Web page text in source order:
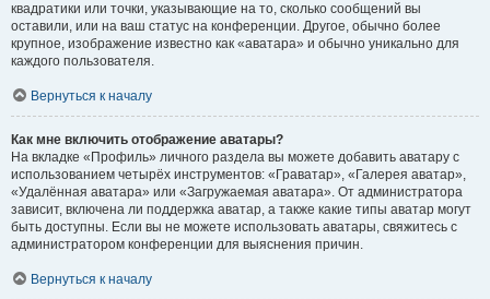
квадратики или точки, указывающие на то, сколько сообщений вы
оставили, или на ваш статус на конференции. Другое, обычно более
крупное, изображение известно как «аватара» и обычно уникально для
каждого пользователя.
Вернуться к началу
Как мне включить отображение аватары?
На вкладке «Профиль» личного раздела вы можете добавить аватару с
использованием четырёх инструментов: «Граватар», «Галерея аватар»,
«Удалённая аватара» или «Загружаемая аватара». От администратора
зависит, включена ли поддержка аватар, а также какие типы аватар могут
быть доступны. Если вы не можете использовать аватары, свяжитесь с
администратором конференции для выяснения причин.
Вернуться к началу